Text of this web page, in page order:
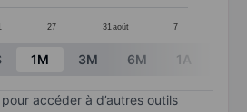
27 31 août 7
1M 3M 6M 1A
pour accéder à d’autres outils